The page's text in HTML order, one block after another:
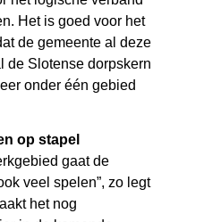
Het is goed voor het
de gemeente al deze
de Slotense dorpskern
onder één gebied
op stapel
gaat de
veel spelen”, zo legt
het nog